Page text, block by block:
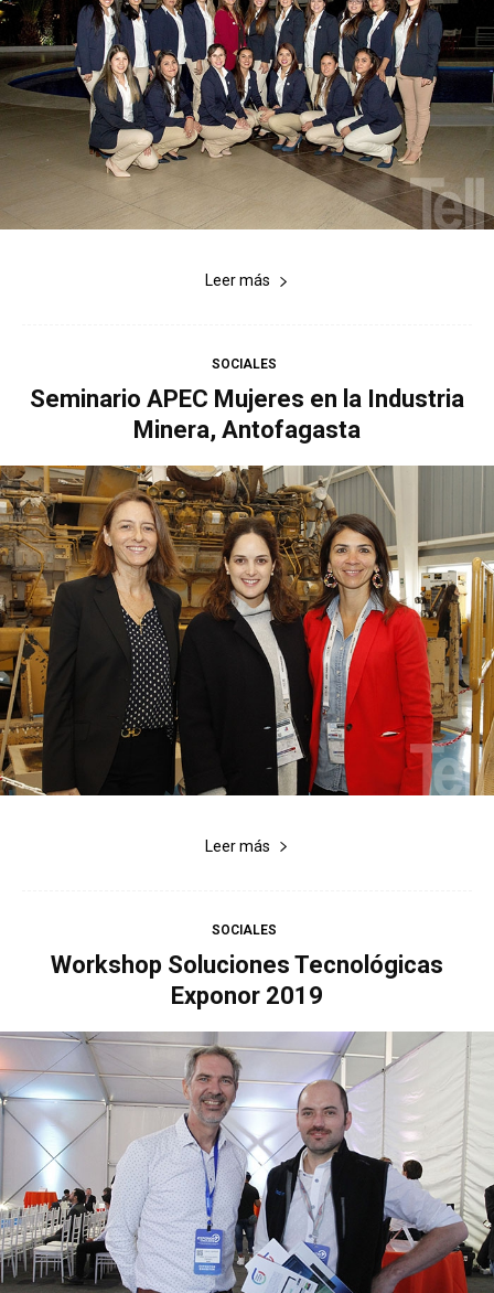
Leer más
SOCIALES
Seminario APEC Mujeres en la Industria
Minera, Antofagasta
Leer más
SOCIALES
Workshop Soluciones Tecnológicas
Exponor 2019